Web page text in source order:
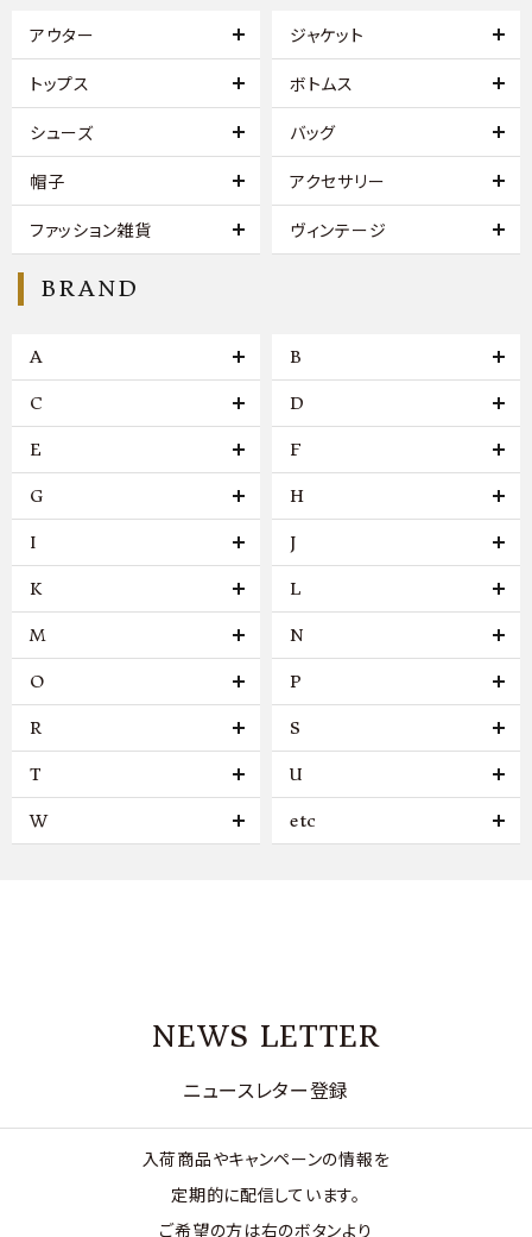
アウター ジャケット
トップス ボトムス
シューズ バッグ
帽子 アクセサリー
ファッション雑貨 ヴィンテージ
BRAND
A B
C D
E F
G H
I J
K L
M N
O P
R S
T U
W etc
NEWS LETTER
ニュースレター登録
入荷商品やキャンペーンの情報を
定期的に配信しています。
ご希望の方は右のボタンより